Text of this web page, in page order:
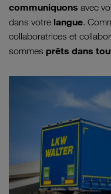
communiquons avec
dans votre langue.
collaboratrices et
sommes prêts dans